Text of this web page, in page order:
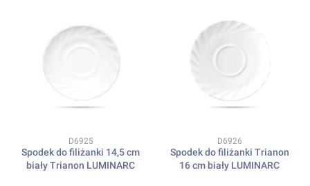
Kod produktu
D6925
Spodek do filiżanki 14,5 cm
biały Trianon LUMINARC
Kod produktu
D6926
Spodek do filiżanki Trianon
16 cm biały LUMINARC